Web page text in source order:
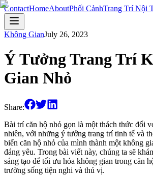
ContactHomeAboutPhối CảnhTrang Trí Nội
Không GianJuly 26, 2023
Ý Tưởng Trang Trí
Gian Nhỏ
Share:
Bài trí căn hộ nhỏ gọn là một thách thức đối
nhiên, với những ý tưởng trang trí tinh tế và
biến căn hộ nhỏ của mình thành một không
đáng yêu. Trong bài viết này, chúng ta sẽ
sáng tạo để tối ưu hóa không gian trong căn
trường sống tiện nghi và thú vị.